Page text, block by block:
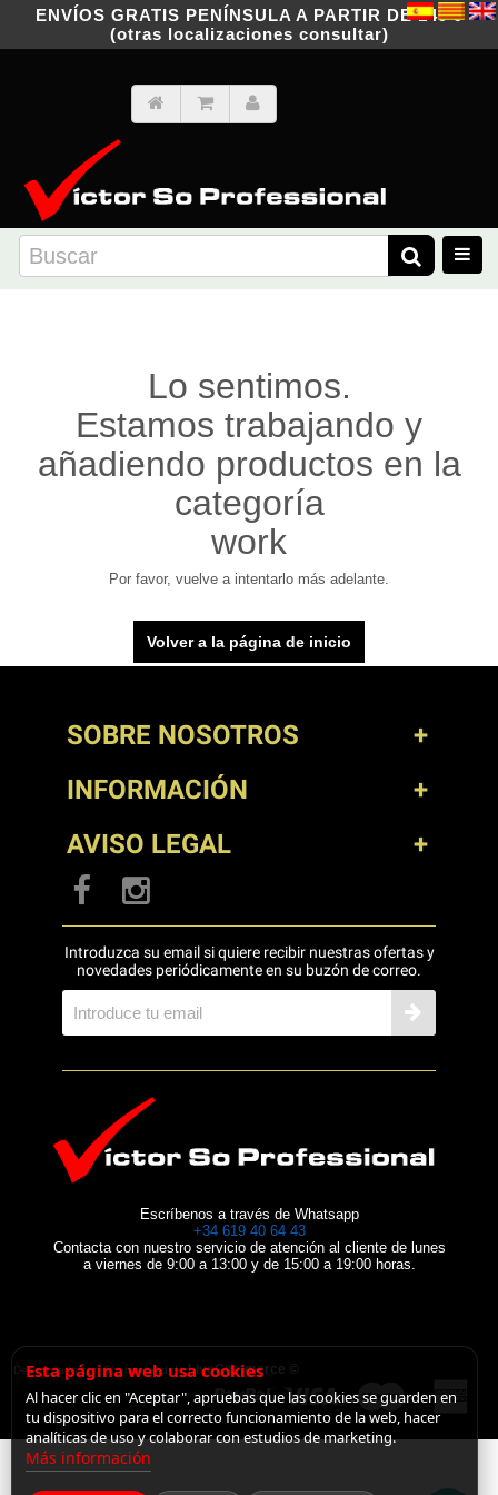
ENVÍOS GRATIS PENÍNSULA A PARTIR DE 149 €
(otras localizaciones consultar)
Lo sentimos.
Estamos trabajando y
añadiendo productos en la
categoría
work
Por favor, vuelve a intentarlo más adelante.
Volver a la página de inicio
SOBRE NOSOTROS
INFORMACIÓN
AVISO LEGAL
Introduzca su email si quiere recibir nuestras ofertas y
novedades periódicamente en su buzón de correo.
Escríbenos a través de Whatsapp
+34 619 40 64 43
Contacta con nuestro servicio de atención al cliente de lunes
a viernes de 9:00 a 13:00 y de 15:00 a 19:00 horas.
Desarrollado con Shopincloud deLiveCommerce ©
Esta página web usa cookies
Al hacer clic en "Aceptar", apruebas que las cookies se guarden en
tu dispositivo para el correcto funcionamiento de la web, hacer
analíticas de uso y colaborar con estudios de marketing.
Más información